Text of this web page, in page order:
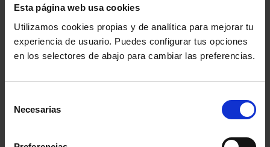
Esta página web usa cookies
Utilizamos cookies propias y de analítica para mejorar tu
experiencia de usuario. Puedes configurar tus opciones
en los selectores de abajo para cambiar las preferencias.
Necesarias